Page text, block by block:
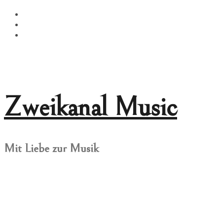
Springe
zum
Inhalt
Zweikanal Music
Mit Liebe zur Musik